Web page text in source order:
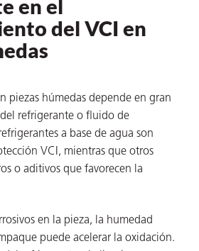
en el
del VCI en
piezas húmedas depende en gran
refrigerante o fluido de
a base de agua son
VCI, mientras que otros
o aditivos que favorecen la
en la pieza, la humedad
puede acelerar la oxidación.